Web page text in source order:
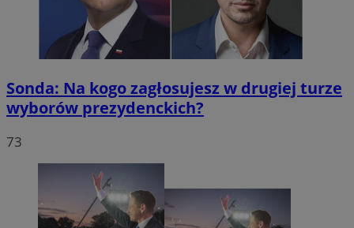
Sonda: Na kogo zagłosujesz w drugiej turze
wyborów prezydenckich?
73